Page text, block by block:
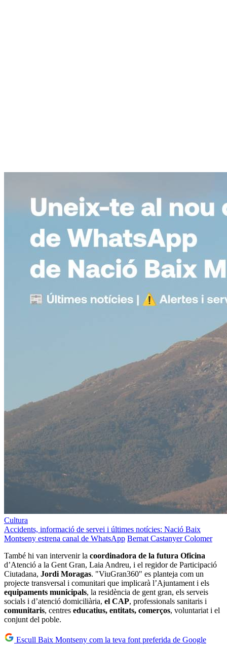
Cultura
Accidents, informació de servei i últimes notícies: Nació Baix
Montseny estrena canal de WhatsApp Bernat Castanyer Colomer
També hi van intervenir la coordinadora de la futura Oficina
d’Atenció a la Gent Gran, Laia Andreu, i el regidor de Participació
Ciutadana, Jordi Moragas. "ViuGran360" es planteja com un
projecte transversal i comunitari que implicarà l’Ajuntament i els
equipaments municipals, la residència de gent gran, els serveis
socials i d’atenció domiciliària, el CAP, professionals sanitaris i
comunitaris, centres educatius, entitats, comerços, voluntariat i el
conjunt del poble.
Escull Baix Montseny com la teva font preferida de Google